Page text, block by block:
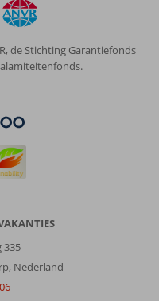
de Stichting Garantiefonds
335
Nederland